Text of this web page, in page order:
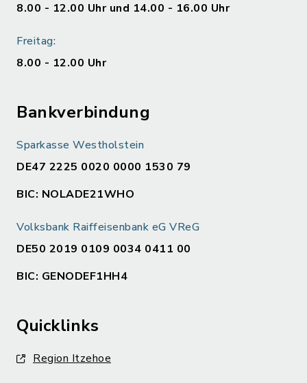
8.00 - 12.00 Uhr und 14.00 - 16.00 Uhr
Freitag:
8.00 - 12.00 Uhr
Bankverbindung
Sparkasse Westholstein
DE47 2225 0020 0000 1530 79
BIC: NOLADE21WHO
Volksbank Raiffeisenbank eG VReG
DE50 2019 0109 0034 0411 00
BIC: GENODEF1HH4
Quicklinks
Region Itzehoe